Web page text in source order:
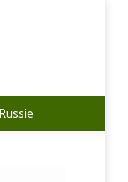
Russie